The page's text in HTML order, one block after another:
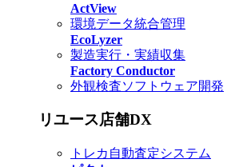
ActView
環境データ統合管理
EcoLyzer
製造実行・実績収集
Factory Conductor
外観検査ソフトウェア開発
リユース店舗DX
トレカ自動査定システム